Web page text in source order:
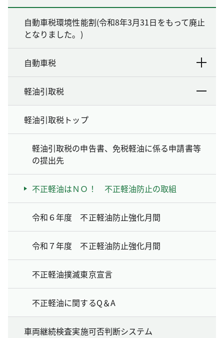
自動車税環境性能割(令和8年3月31日をもって廃止
となりました。)
自動車税
軽油引取税
軽油引取税トップ
軽油引取税の申告書、免税軽油に係る申請書等
の提出先
不正軽油はＮＯ！ 不正軽油防止の取組
令和６年度 不正軽油防止強化月間
令和７年度 不正軽油防止強化月間
不正軽油撲滅東京宣言
不正軽油に関するQ＆A
車両継続検査実施可否判断システム